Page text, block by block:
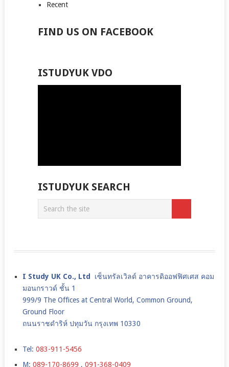
Recent
FIND US ON FACEBOOK
ISTUDYUK VDO
ISTUDYUK SEARCH
I Study UK Co., Ltd เซ็นทรัลเวิลด์ อาคารดิออฟฟิศเศส คอม
มอนกราวด์ ชั้น 1
999/9 The Offices at Central World, Common Ground,
Ground Floor
ถนนราชดำริห์ ปทุมวัน กรุงเทพ 10330
Tel: 083-911-5456
M: 089-170-8699 , 091-368-0409